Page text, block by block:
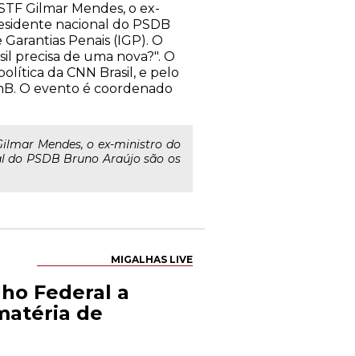
Gilmar Mendes, o ex-
nacional do PSDB
Penais (IGP). O
precisa de uma nova?". O
da CNN Brasil, e pelo
O evento é coordenado
Mendes, o ex-ministro do
do PSDB Bruno Araújo são os
MIGALHAS LIVE
Federal a
de